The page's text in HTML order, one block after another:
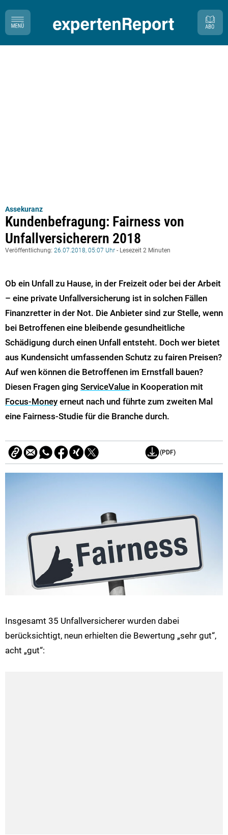
Assekuranz
Kundenbefragung: Fairness von
Unfallversicherern 2018​​​​​​​
Veröffentlichung: 26.07.2018, 05:07 Uhr - Lesezeit 2 Minuten
Ob ein Unfall zu Hause, in der Freizeit oder bei der Arbeit
– eine private Unfallversicherung ist in solchen Fällen
Finanzretter in der Not. Die Anbieter sind zur Stelle, wenn
bei Betroffenen eine bleibende gesundheitliche
Schädigung durch einen Unfall entsteht. Doch wer bietet
aus Kundensicht umfassenden Schutz zu fairen Preisen?
Auf wen können die Betroffenen im Ernstfall bauen?
Diesen Fragen ging ServiceValue in Kooperation mit
Focus-Money erneut nach und führte zum zweiten Mal
eine Fairness-Studie für die Branche durch.
(PDF)
Insgesamt 35 Unfallversicherer wurden dabei
berücksichtigt, neun erhielten die Bewertung „sehr gut“,
acht „gut“: